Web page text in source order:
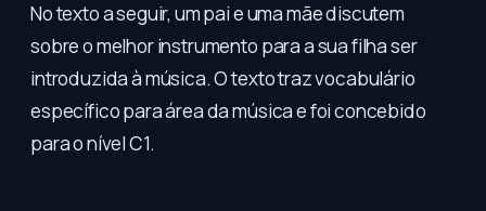
No texto a seguir, um pai e uma mãe discutem
sobre o melhor instrumento para a sua filha ser
introduzida à música. O texto traz vocabulário
específico para área da música e foi concebido
para o nível C1.